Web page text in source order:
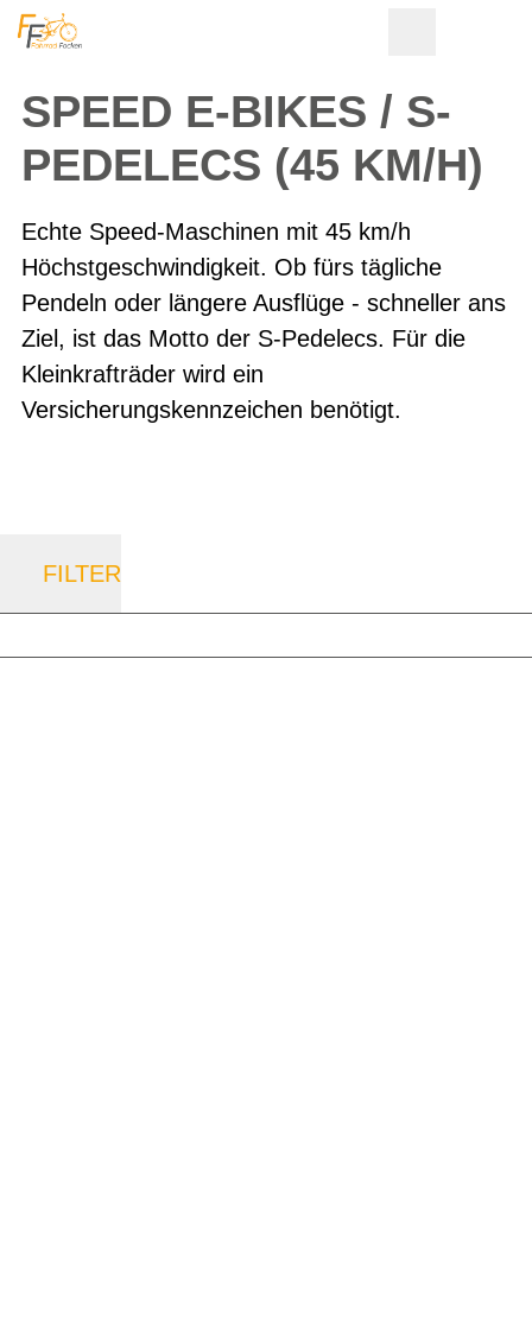
SPEED E-BIKES / S-
PEDELECS (45 KM/H)
Echte Speed-Maschinen mit 45 km/h
Höchstgeschwindigkeit. Ob fürs tägliche
Pendeln oder längere Ausflüge - schneller ans
Ziel, ist das Motto der S-Pedelecs. Für die
Kleinkrafträder wird ein
Versicherungskennzeichen benötigt.
FILTER